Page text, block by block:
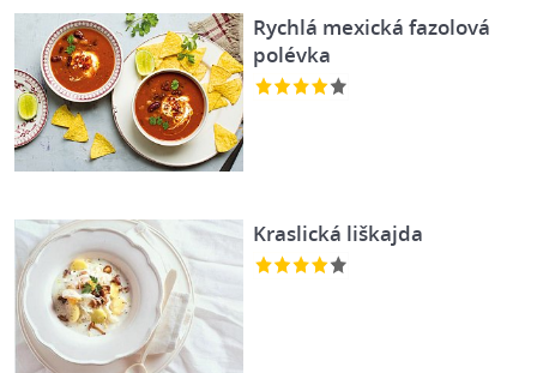
Rychlá mexická fazolová
polévka
Kraslická liškajda